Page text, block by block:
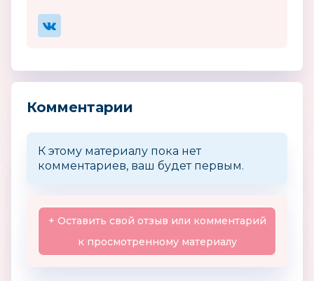
Комментарии
К этому материалу пока нет
комментариев, ваш будет первым.
+ Оставить свой отзыв или комментарий
к просмотренному материалу